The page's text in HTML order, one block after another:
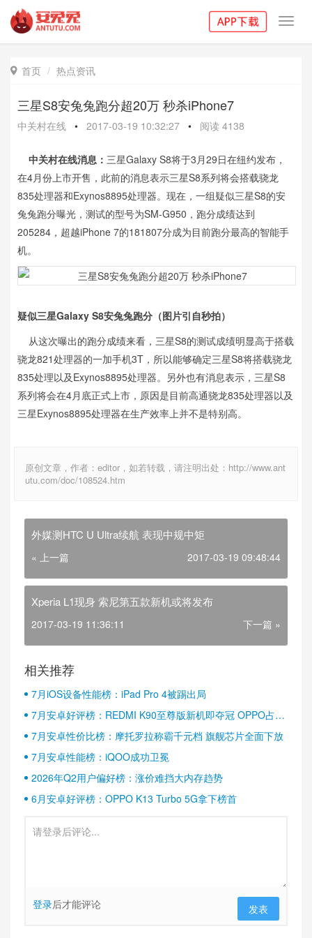
 首页 热点资讯
三星S8安兔兔跑分超20万 秒杀iPhone7
中关村在线 • 2017-03-19 10:32:27 • 阅读 4138
中关村在线消息： 三星Galaxy S8将于3月29日在纽约发布，
在4月份上市开售，此前的消息表示三星S8系列将会搭载骁龙
835处理器和Exynos8895处理器。现在，一组疑似三星S8的安
兔兔跑分曝光，测试的型号为SM-G950，跑分成绩达到
205284，超越iPhone 7的181807分成为目前跑分最高的智能手
机。
疑似三星Galaxy S8安兔兔跑分（图片引自秒拍）
从这次曝出的跑分成绩来看，三星S8的测试成绩明显高于搭载
骁龙821处理器的一加手机3T，所以能够确定三星S8将搭载骁龙
835处理以及Exynos8895处理器。另外也有消息表示，三星S8
系列将会在4月底正式上市，原因是目前高通骁龙835处理器以及
三星Exynos8895处理器在生产效率上并不是特别高。
原创文章，作者：editor，如若转载，请注明出处：http://www.ant
utu.com/doc/108524.htm
外媒测HTC U Ultra续航 表现中规中矩
« 上一篇 2017-03-19 09:48:44
Xperia L1现身 索尼第五款新机或将发布
2017-03-19 11:36:11 下一篇 »
相关推荐
7月iOS设备性能榜：iPad Pro 4被踢出局
7月安卓好评榜：REDMI K90至尊版新机即夺冠 OPPO占据
半壁江山
7月安卓性价比榜：摩托罗拉称霸千元档 旗舰芯片全面下放
7月安卓性能榜：iQOO成功卫冕
2026年Q2用户偏好榜：涨价难挡大内存趋势
6月安卓好评榜：OPPO K13 Turbo 5G拿下榜首
登录后才能评论 发表